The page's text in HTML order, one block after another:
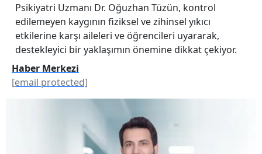
Psikiyatri Uzmanı Dr. Oğuzhan Tüzün, kontrol
edilemeyen kaygının fiziksel ve zihinsel yıkıcı
etkilerine karşı aileleri ve öğrencileri uyararak,
destekleyici bir yaklaşımın önemine dikkat çekiyor.
Haber Merkezi
[email protected]